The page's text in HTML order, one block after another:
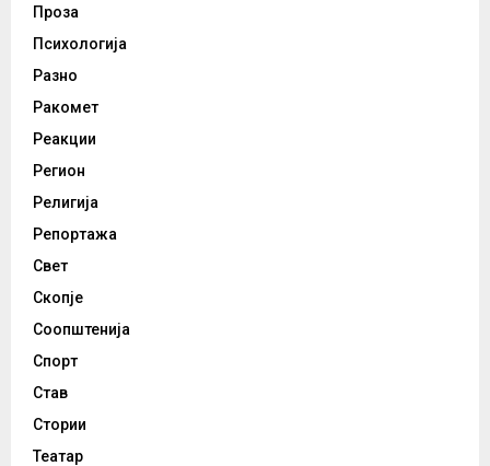
Проза
Психологија
Разно
Ракомет
Реакции
Регион
Религија
Репортажа
Свет
Скопје
Соопштенија
Спорт
Став
Стории
Театар